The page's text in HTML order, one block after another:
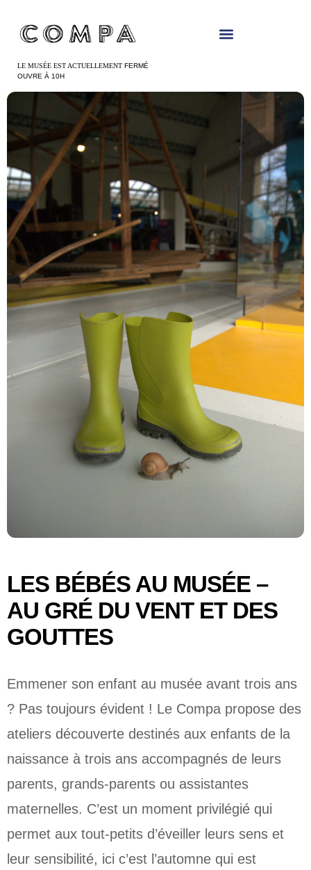
LE MUSÉE EST ACTUELLEMENT FERMÉ
OUVRE À 10H
LES BÉBÉS AU MUSÉE –
AU GRÉ DU VENT ET DES
GOUTTES
Emmener son enfant au musée avant trois ans
? Pas toujours évident ! Le Compa propose des
ateliers découverte destinés aux enfants de la
naissance à trois ans accompagnés de leurs
parents, grands-parents ou assistantes
maternelles. C’est un moment privilégié qui
permet aux tout-petits d’éveiller leurs sens et
leur sensibilité, ici c’est l’automne qui est